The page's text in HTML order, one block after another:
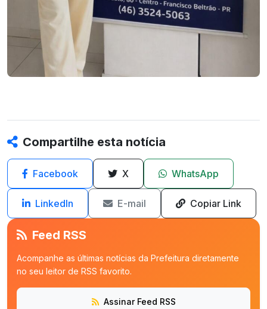
Compartilhe esta notícia
Facebook X WhatsApp
LinkedIn E-mail Copiar Link
Feed RSS
Acompanhe as últimas notícias da Prefeitura diretamente
no seu leitor de RSS favorito.
Assinar Feed RSS